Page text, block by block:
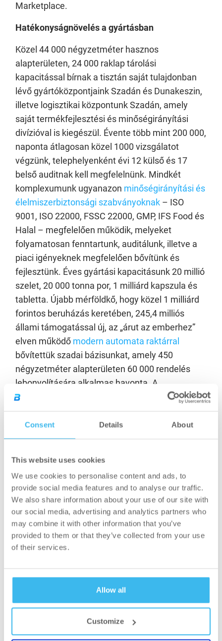
Consent Details About
This website uses cookies
We use cookies to personalise content and ads, to
provide social media features and to analyse our traffic.
We also share information about your use of our site with
our social media, advertising and analytics partners who
may combine it with other information that you’ve
provided to them or that they’ve collected from your use
of their services.
Allow all
Customize
Marketplace.
Hatékonyságnövelés a gyártásban
Közel 44 000 négyzetméter hasznos
alapterületen, 24 000 raklap tárolási
kapacitással bírnak a tisztán saját tulajdonban
lévő gyártóközpontjaink Szadán és Dunakeszin,
illetve logisztikai központunk Szadán, amely
saját termékfejlesztési és minőségirányítási
divízióval is kiegészül. Évente több mint 200 000,
naponta átlagosan közel 1000 vizsgálatot
végzünk, telephelyenként évi 12 külső és 17
belső auditnak kell megfelelnünk. Mindkét
komplexumunk ugyanazon minőségirányítási és
élelmiszerbiztonsági szabványoknak – ISO
9001, ISO 22000, FSSC 22000, GMP, IFS Food és
Halal – megfelelően működik, melyeket
folyamatosan fenntartunk, auditálunk, illetve a
piaci igényeknek megfelelően bővítünk és
fejlesztünk. Éves gyártási kapacitásunk 20 millió
szelet, 20 000 tonna por, 1 milliárd kapszula és
tabletta. Újabb mérföldkő, hogy közel 1 milliárd
forintos beruházás keretében, 245,4 milliós
állami támogatással új, az „árut az emberhez”
elven működő modern automata raktárral
bővítettük szadai bázisunkat, amely 450
négyzetméter alapterületen 60 000 rendelés
lebonyolítására alkalmas havonta. A
fejlesztésnek köszönhetően a raktár percenként
kiszedési idő töredéke lett a kézi kiszedési
időnek, így a vevői és partneri rendeléseink
szervezetfejlesztésünk következő lépéseként a
közelmúltban megvalósult a Budapest IV.
kerületi,Ezred utcai bérelt raktárunk költözése,
ugyancsak Szadára pedig több mint 1000
négyzetméter hasznos összterületű, vadonatúj,
négyszintes, modernebb és kényelmesebb
szociális blokkot építettünk, amiben egy
Nemzetközi cégcsoport családi szemlélettel
1800 munkavállaló dolgozik nálunk, az
átlagéletkor 34 év, az alkalmazottaink kicsit több
mint a fele nő. A feszített munkaerőpiac